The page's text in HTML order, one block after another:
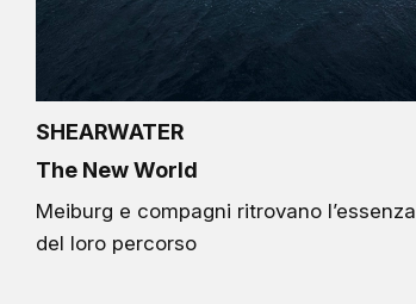
SHEARWATER
The New World
Meiburg e compagni ritrovano l’essenza
del loro percorso